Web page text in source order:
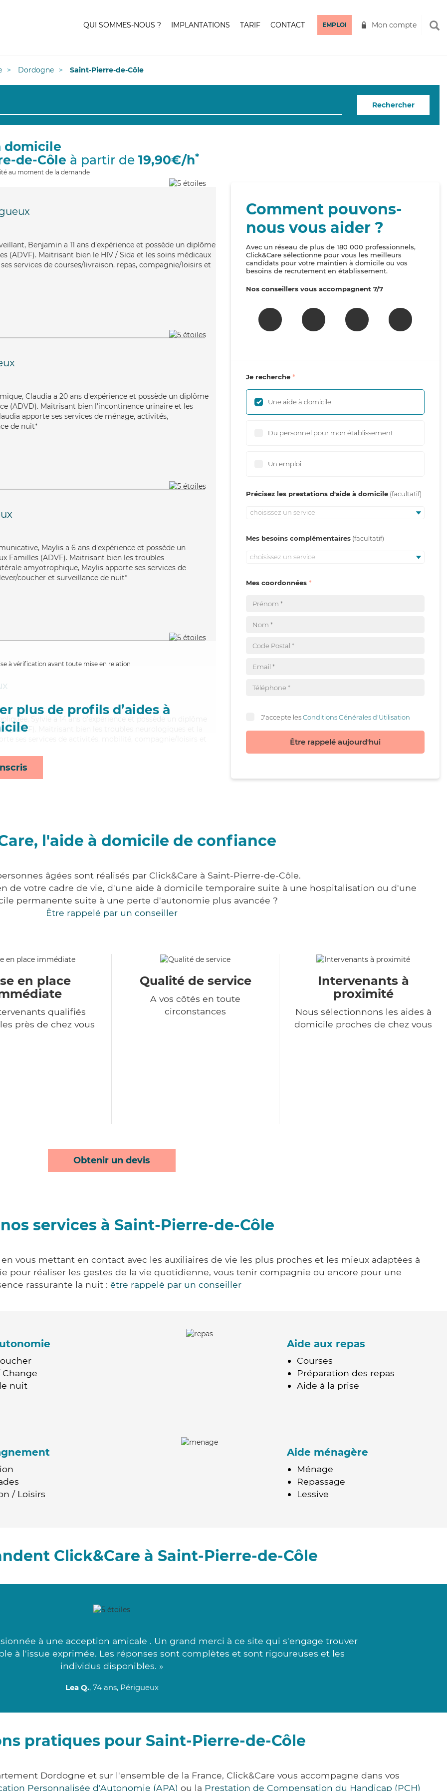
QUI SOMMES-NOUS ? IMPLANTATIONS TARIF CONTACT EMPLOI Mon compte
Dordogne Saint-Pierre-de-Côle
Rechercher
domicile
de-Côle à partir de 19,90€/h*
au moment de la demande
Benjamin a 11 ans d'expérience et possède un diplôme
(ADVF). Maitrisant bien le HIV / Sida et les soins médicaux
services de courses/livraison, repas, compagnie/loisirs et
Claudia a 20 ans d'expérience et possède un diplôme
(ADVD). Maitrisant bien l'incontinence urinaire et les
apporte ses services de ménage, activités,
de nuit*
Maylis a 6 ans d'expérience et possède un
Familles (ADVF). Maitrisant bien les troubles
amyotrophique, Maylis apporte ses services de
coucher et surveillance de nuit*
à vérification avant toute mise en relation
plus de profils d’aides à
Sylvie a 14 ans d'expérience et possède un diplôme
(ADVF). Maitrisant bien les troubles neurologiques et la
Comment pouvons-
nous vous aider ?
Avec un réseau de plus de 180 000 professionnels,
Click&Care sélectionne pour vous les meilleurs
candidats pour votre maintien à domicile ou vos
besoins de recrutement en établissement.
Nos conseillers vous accompagnent 7/7
Je recherche
Une aide à domicile
Du personnel pour mon établissement
Un emploi
Précisez les prestations d'aide à domicile
choisissez un service
Mes besoins complémentaires
choisissez un service
Mes coordonnées
J'accepte lesConditions Générales d'Utilisation
Être rappelé aujourd'hui
l'aide à domicile de confiance
âgées sont réalisés par Click&Care à Saint-Pierre-de-Côle.
de votre cadre de vie, d'une aide à domicile temporaire suite à une hospitalisation ou d'une
permanente suite à une perte d'autonomie plus avancée ?
Être rappelé par un conseiller
en place
qualifiés
près de chez vous
Qualité de service
A vos côtés en toute
circonstances
Intervenants à
proximité
Nous sélectionnons les aides à
domicile proches de chez vous
Obtenir un devis
services à Saint-Pierre-de-Côle
vous mettant en contact avec les auxiliaires de vie les plus proches et les mieux adaptées à
pour réaliser les gestes de la vie quotidienne, vous tenir compagnie ou encore pour une
rassurante la nuit : être rappelé par un conseiller
nuit
Aide aux repas
Courses
Préparation des repas
Aide à la prise
/ Loisirs
Aide ménagère
Ménage
Repassage
Lessive
Click&Care à Saint-Pierre-de-Côle
à une acception amicale . Un grand merci à ce site qui s'engage trouver
à l'issue exprimée. Les réponses sont complètes et sont rigoureuses et les
individus disponibles. »
Lea Q., 74 ans, Périgueux
pratiques pour Saint-Pierre-de-Côle
Dordogne et sur l'ensemble de la France, Click&Care vous accompagne dans vos
Personnalisée d'Autonomie (APA) ou la Prestation de Compensation du Handicap (PCH)